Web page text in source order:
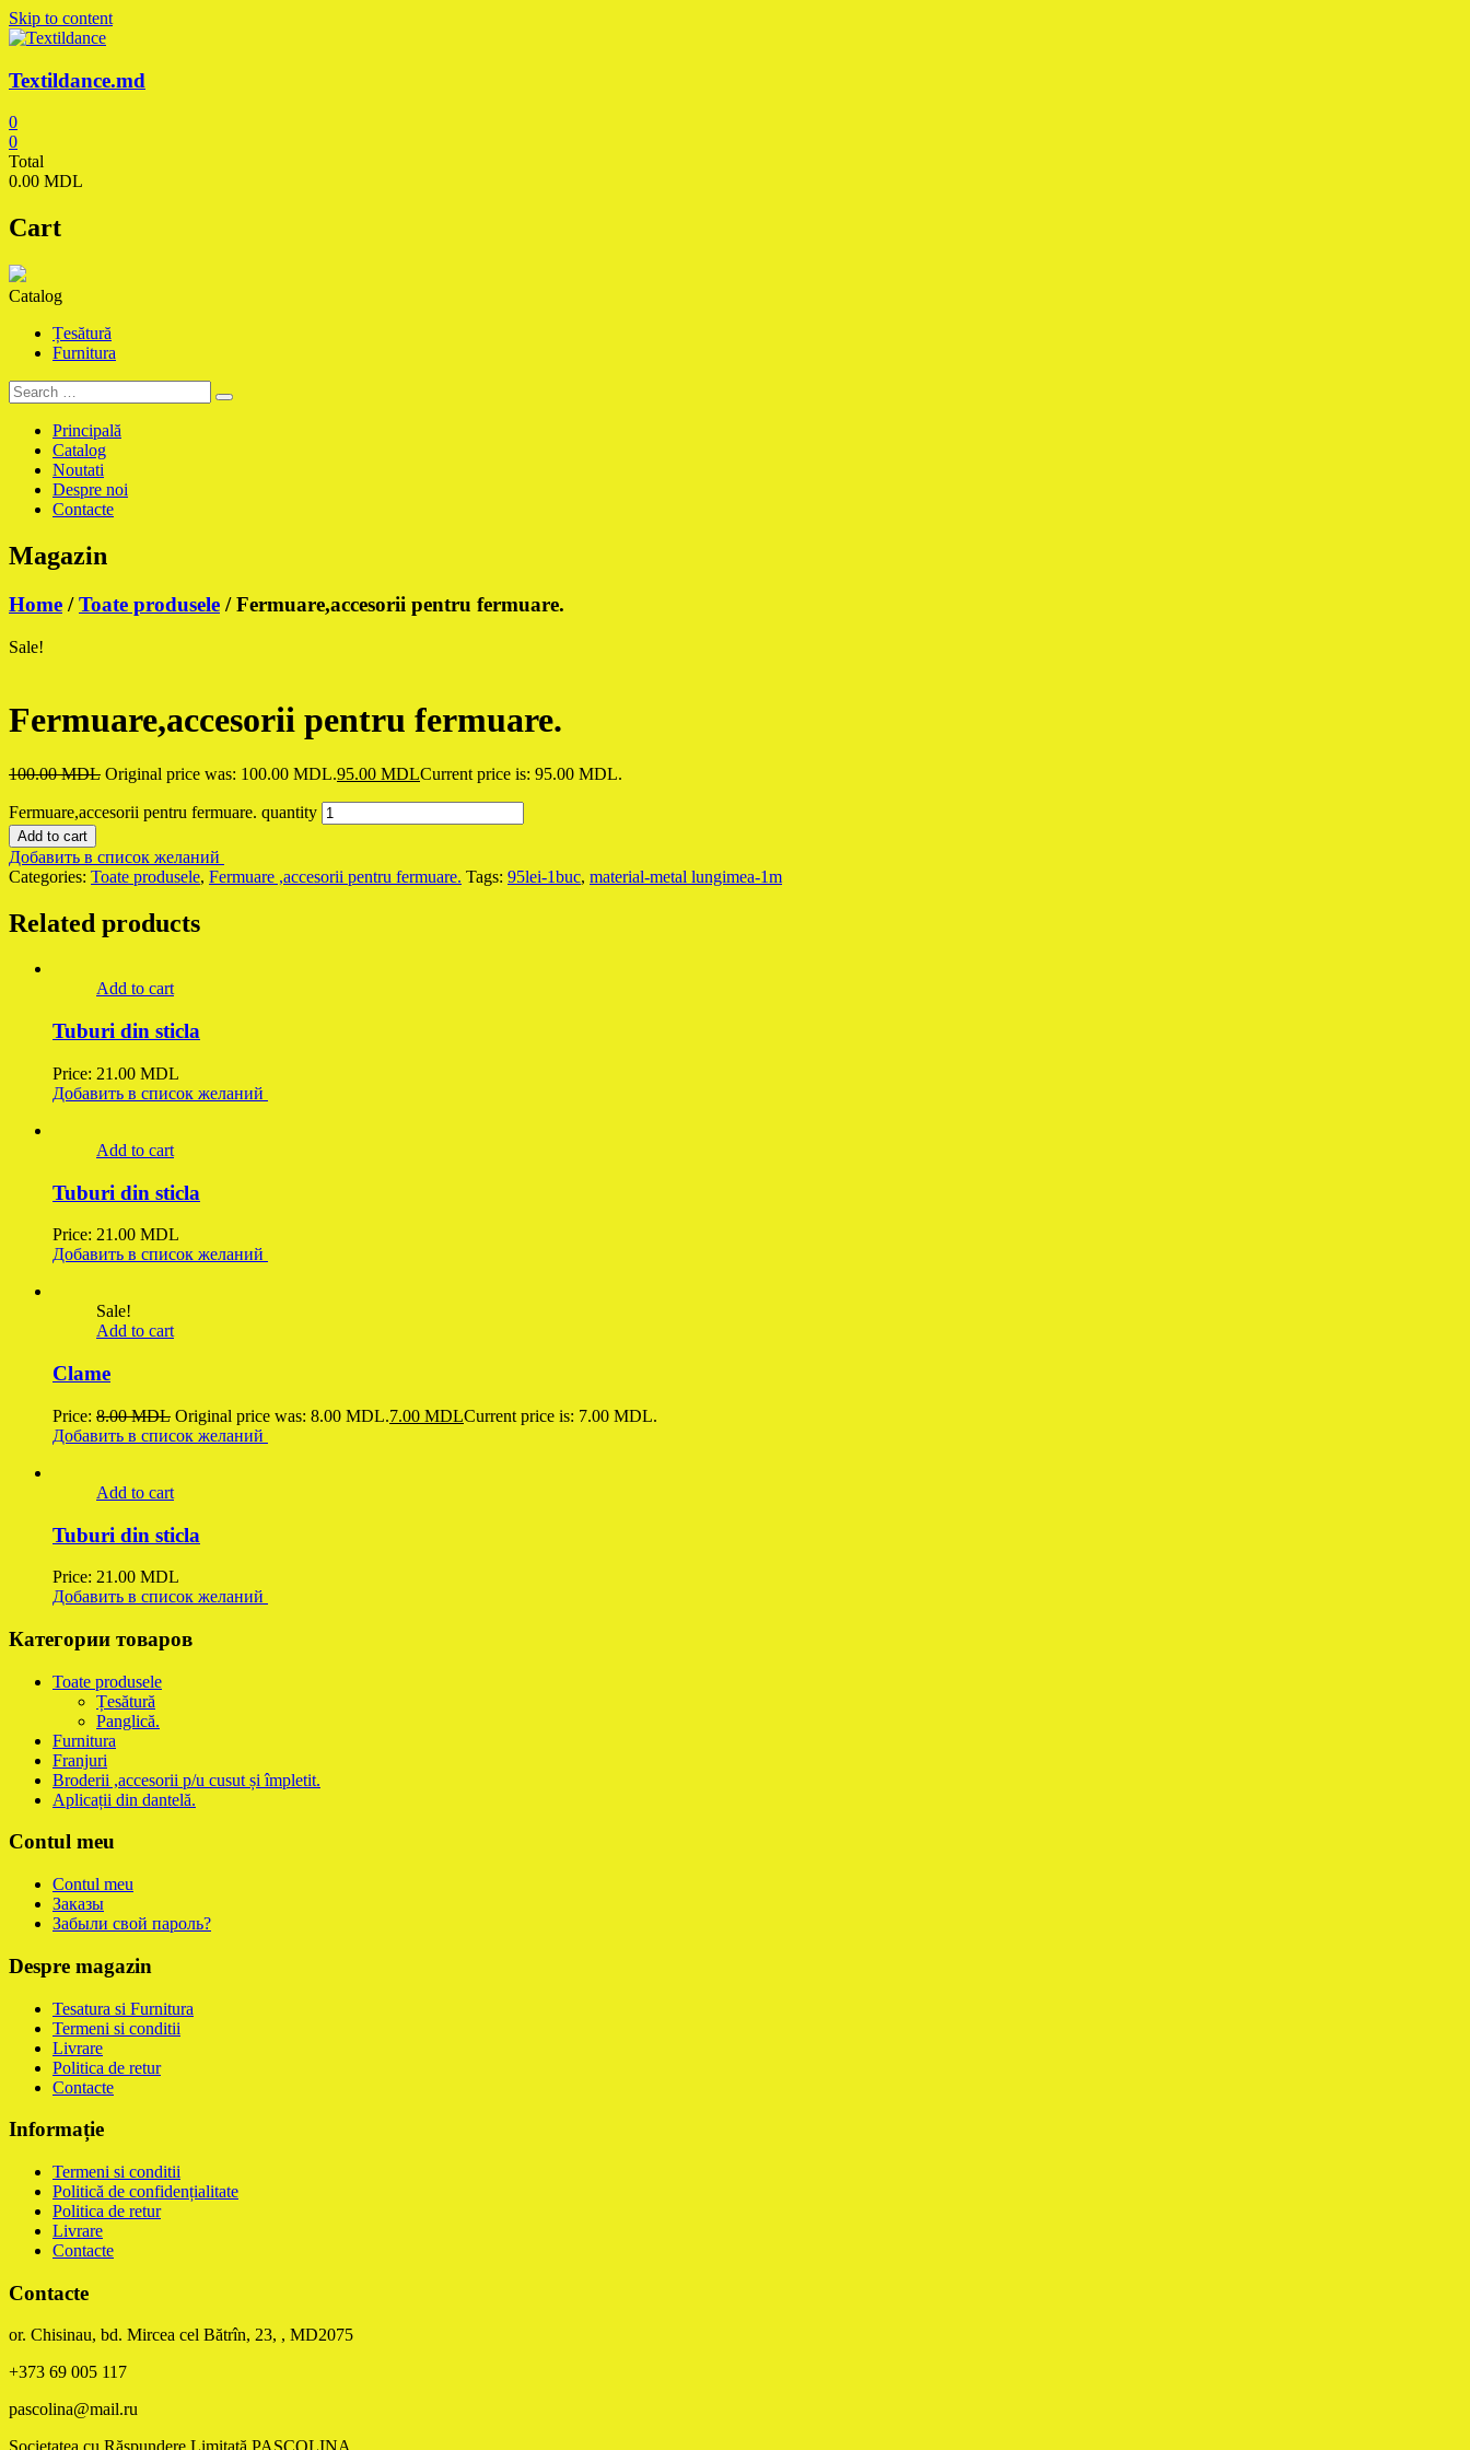
Skip to content
Textildance.md
0
0
Total
0.00 MDL
Cart
Catalog
Țesătură
Furnitura
Principală
Catalog
Noutati
Despre noi
Contacte
Magazin
Home /Toate produsele / Fermuare,accesorii pentru fermuare.
Sale!
Fermuare,accesorii pentru fermuare.
100.00MDL Original price was: 100.00 MDL.95.00 MDLCurrent price is: 95.00 MDL.
Fermuare,accesorii pentru fermuare. quantity
Add to cart
Добавить в список желаний
Categories: Toate produsele, Fermuare ,accesorii pentru fermuare. Tags: 95lei-1buc, material-metal lungimea-1m
Related products
Add to cart
Tuburi din sticla
Price: 21.00 MDL
Добавить в список желаний
Add to cart
Tuburi din sticla
Price: 21.00 MDL
Добавить в список желаний
Sale!
Add to cart
Clame
Price: 8.00MDL Original price was: 8.00 MDL.7.00 MDLCurrent price is: 7.00 MDL.
Добавить в список желаний
Add to cart
Tuburi din sticla
Price: 21.00 MDL
Добавить в список желаний
Категории товаров
Toate produsele
Țesătură
Panglică.
Furnitura
Franjuri
Broderii ,accesorii p/u cusut și împletit.
Aplicații din dantelă.
Contul meu
Contul meu
Заказы
Забыли свой пароль?
Despre magazin
Tesatura si Furnitura
Termeni si conditii
Livrare
Politica de retur
Contacte
Informație
Termeni si conditii
Politică de confidențialitate
Politica de retur
Livrare
Contacte
Contacte
or. Chisinau, bd. Mircea cel Bătrîn, 23, , MD2075
+373 69 005 117
pascolina@mail.ru